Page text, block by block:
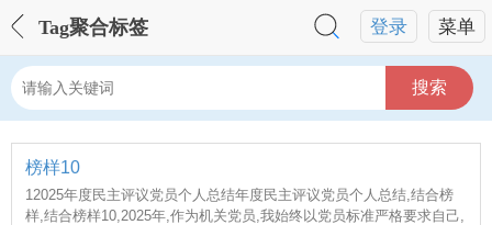
菜单
登录
Tag聚合标签
搜索
榜样10
12025年度民主评议党员个人总结年度民主评议党员个人总结,结合榜
样,结合榜样10,2025年,作为机关党员,我始终以党员标准严格要求自己,